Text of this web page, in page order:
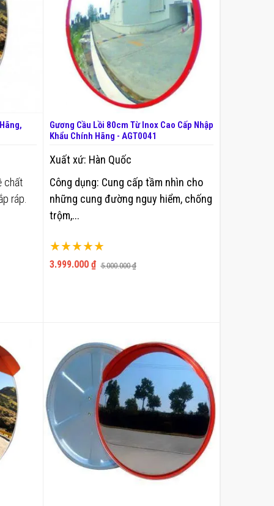
chất
ráp.
Gương Cầu Lồi 80cm Từ Inox Cao Cấp Nhập
Khẩu Chính Hãng - AGT0041
Xếp hạng:
100%
3.999.000 ₫ 5.000.000 ₫
Xuất xứ: Hàn Quốc
Công dụng: Cung cấp tầm nhìn cho
những cung đường nguy hiểm, chống
trộm,...